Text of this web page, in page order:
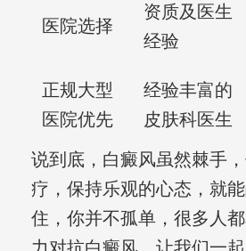
医院选择
资质及医生
经验
正规大型
医院优先
经验丰富的
皮肤科医生
说到底，白癜风虽然棘手
疗，保持乐观的心态，就
住，你并不孤单，很多人